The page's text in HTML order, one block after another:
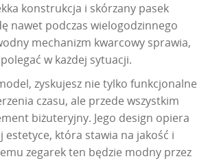
konstrukcja i skórzany pasek
nawet podczas wielogodzinnego
mechanizm kwarcowy sprawia,
w każdej sytuacji.
zyskujesz nie tylko funkcjonalne
czasu, ale przede wszystkim
biżuteryjny. Jego design opiera
estetyce, która stawia na jakość i
zegarek ten będzie modny przez